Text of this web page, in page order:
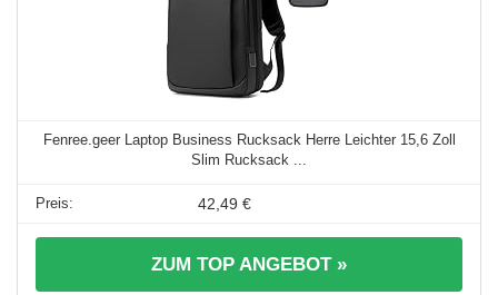
Fenree.geer Laptop Business Rucksack Herre Leichter 15,6 Zoll
Slim Rucksack ...
42,49 €
ZUM TOP ANGEBOT »